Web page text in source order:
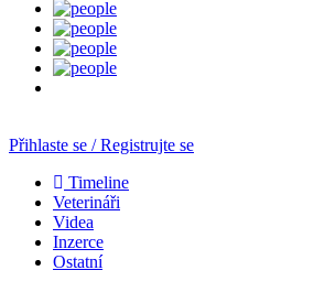
Přihlaste se / Registrujte se
Timeline
Veterináři
Videa
Inzerce
Ostatní